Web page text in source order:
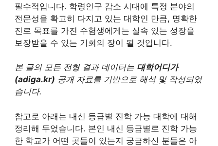
필수적입니다. 학령인구 감소 시대에 특정 분야의
전문성을 확고히 다지고 있는 대학인 만큼, 명확한
진로 목표를 가진 수험생에게는 실속 있는 성장을
보장받을 수 있는 기회의 장이 될 것입니다.
본 글의 모든 전형 결과 데이터는 대학어디가
(adiga.kr) 공개 자료를 기반으로 해석 및 작성되었
습니다.
참고로 아래는 내신 등급별 진학 가능 대학에 대해
정리해 두었습니다. 본인 내신 등급별로 진학 가능
한 학교가 어떤 곳들이 있는지 궁금하신 분들은 아